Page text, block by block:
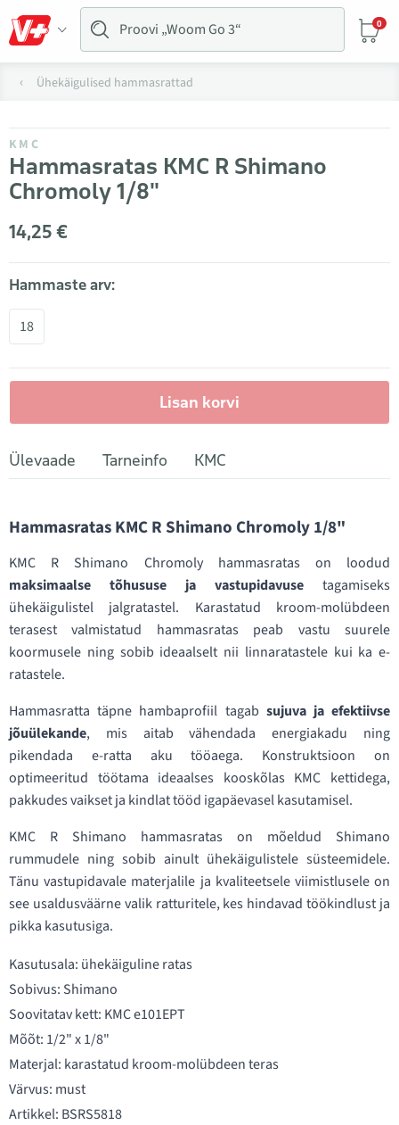
0
Ühekäigulised hammasrattad
KMC
Hammasratas KMC R Shimano
Chromoly 1/8"
14,25 €
Hammaste arv:
18
Lisan korvi
Ülevaade Tarneinfo KMC
Hammasratas KMC R Shimano Chromoly 1/8"
KMC R Shimano Chromoly hammasratas on loodud
maksimaalse tõhususe ja vastupidavuse tagamiseks
ühekäigulistel jalgratastel. Karastatud kroom-molübdeen
terasest valmistatud hammasratas peab vastu suurele
koormusele ning sobib ideaalselt nii linnaratastele kui ka e-
ratastele.
Hammasratta täpne hambaprofiil tagab sujuva ja efektiivse
jõuülekande, mis aitab vähendada energiakadu ning
pikendada e-ratta aku tööaega. Konstruktsioon on
optimeeritud töötama ideaalses kooskõlas KMC kettidega,
pakkudes vaikset ja kindlat tööd igapäevasel kasutamisel.
KMC R Shimano hammasratas on mõeldud Shimano
rummudele ning sobib ainult ühekäigulistele süsteemidele.
Tänu vastupidavale materjalile ja kvaliteetsele viimistlusele on
see usaldusväärne valik ratturitele, kes hindavad töökindlust ja
pikka kasutusiga.
Kasutusala: ühekäiguline ratas
Sobivus: Shimano
Soovitatav kett: KMC e101EPT
Mõõt: 1/2" x 1/8"
Materjal: karastatud kroom-molübdeen teras
Värvus: must
Artikkel: BSRS5818